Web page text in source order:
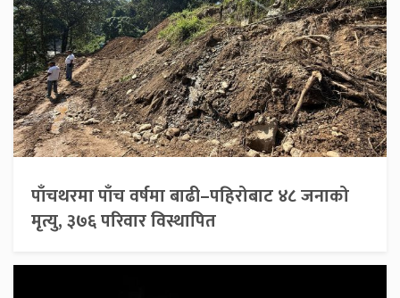
पाँचथरमा पाँच वर्षमा बाढी–पहिरोबाट ४८ जनाको
मृत्यु, ३७६ परिवार विस्थापित